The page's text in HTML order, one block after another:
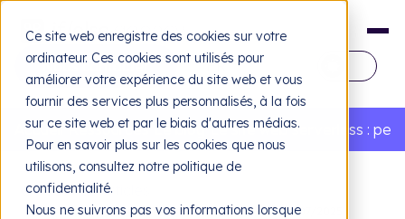
Ce site web enregistre des cookies sur votre
ordinateur. Ces cookies sont utilisés pour
améliorer votre expérience du site web et vous
fournir des services plus personnalisés, à la fois
sur ce site web et par le biais d'autres médias.
Pour en savoir plus sur les cookies que nous
utilisons, consultez notre politique de
confidentialité.
Nous ne suivrons pas vos informations lorsque
FR
EN
Accueil Ressources Le blog Le site web serverless :
Tous nos articles
DÉVELOPPEMENT BACK-END•PUBLIÉ LE 24/07/2025